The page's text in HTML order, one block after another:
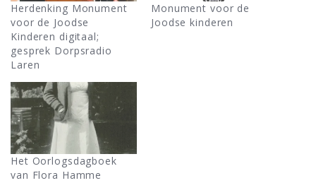
Herdenking Monument
voor de Joodse
Kinderen digitaal;
gesprek Dorpsradio
Laren
Monument voor de
Joodse kinderen
Het Oorlogsdagboek
van Flora Hamme